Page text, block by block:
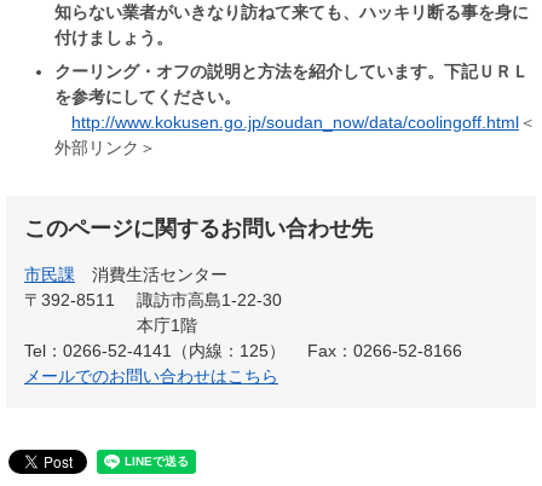
知らない業者がいきなり訪ねて来ても、ハッキリ断る事を身に
付けましょう。
クーリング・オフの説明と方法を紹介しています。下記ＵＲＬ
を参考にしてください。
http://www.kokusen.go.jp/soudan_now/data/coolingoff.html＜
外部リンク＞
このページに関するお問い合わせ先
市民課
消費生活センター
〒392-8511
諏訪市高島1-22-30
本庁1階
Tel：0266-52-4141（内線：125）
Fax：0266-52-8166
メールでのお問い合わせはこちら